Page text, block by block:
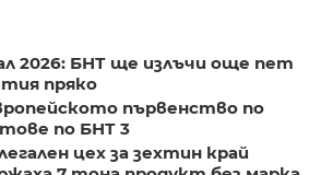
2026: БНТ ще излъчи още пет
пряко
първенство по
по БНТ 3
цех за зехтин край